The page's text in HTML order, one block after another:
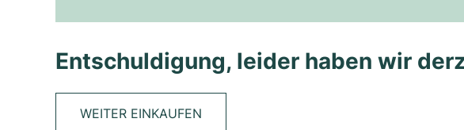
Entschuldigung, leider haben wir
WEITER EINKAUFEN